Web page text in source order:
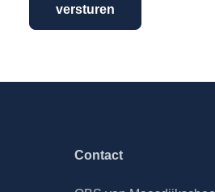
versturen
Contact